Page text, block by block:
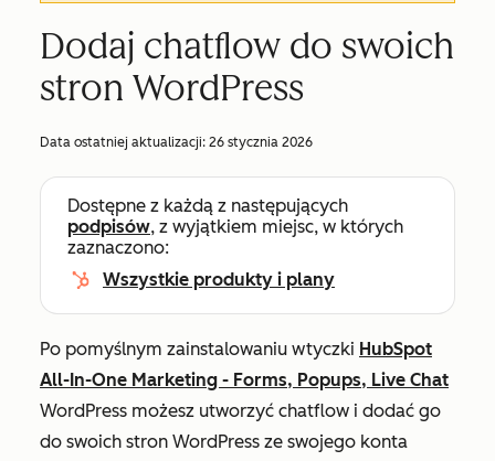
Dodaj chatflow do swoich
stron WordPress
Data ostatniej aktualizacji: 26 stycznia 2026
Dostępne z każdą z następujących
podpisów, z wyjątkiem miejsc, w których
zaznaczono:
Wszystkie produkty i plany
Po pomyślnym zainstalowaniu wtyczki HubSpot
All-In-One Marketing - Forms, Popups, Live Chat
WordPress możesz utworzyć chatflow i dodać go
do swoich stron WordPress ze swojego konta